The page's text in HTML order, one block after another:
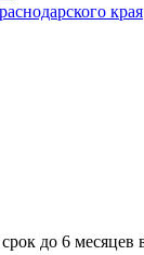
края